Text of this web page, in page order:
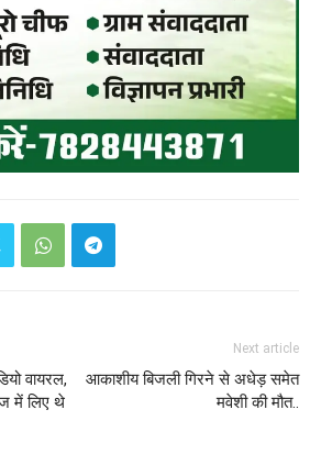
वायरल,
में लिए थे
Next article
आकाशीय बिजली गिरने से अधेड़ समेत
मवेशी की मौत..